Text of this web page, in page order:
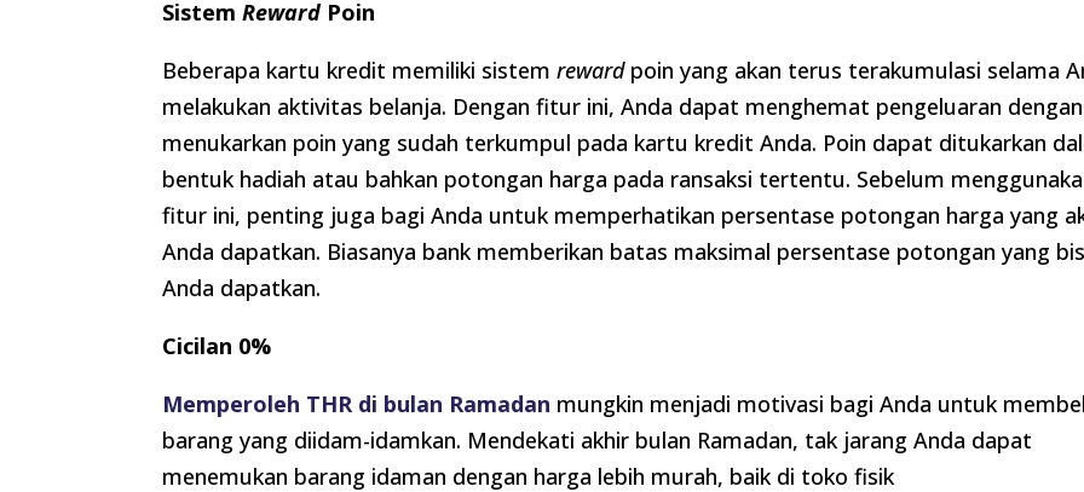
SistemRewardPoin
Beberapa kartu kredit memiliki sistemrewardpoin yang akan terus terakumulasi selama
melakukan aktivitas belanja. Dengan fitur ini, Anda dapat menghemat pengeluaran dengan
menukarkan poin yang sudah terkumpul pada kartu kredit Anda. Poin dapat ditukarkan
bentuk hadiah atau bahkan potongan harga pada ransaksi tertentu. Sebelum
fitur ini, penting juga bagi Anda untuk memperhatikan persentase potongan harga yang
Anda dapatkan. Biasanya bank memberikan batas maksimal persentase potongan yang
Anda dapatkan.
Cicilan 0%
Memperoleh THR di bulan Ramadan mungkin menjadi motivasi bagi Anda untuk
barang yang diidam-idamkan. Mendekati akhir bulan Ramadan, tak jarang Anda dapat
menemukan barang idaman dengan harga lebih murah, baik di toko fisik